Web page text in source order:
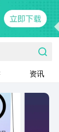
资讯